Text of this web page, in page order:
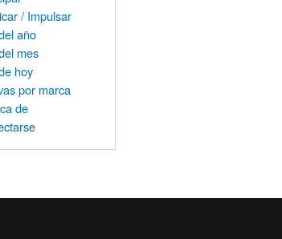
/ Impulsar
año
mes
hoy
por marca
de